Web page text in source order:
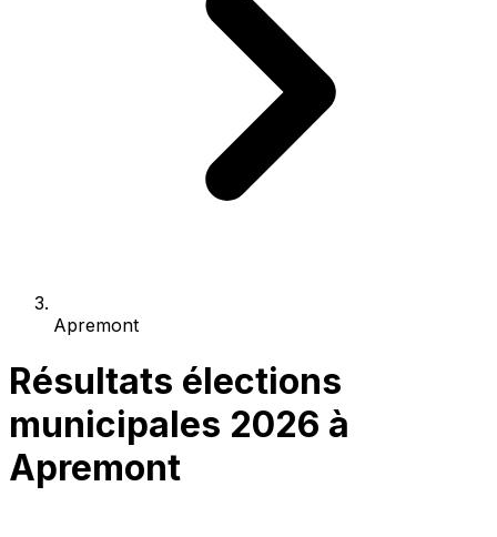
Apremont
Résultats élections
municipales 2026 à
Apremont